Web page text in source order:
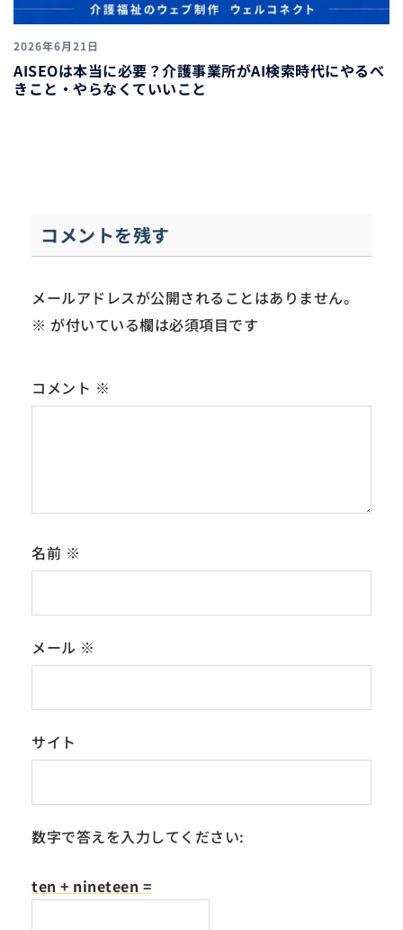
2026年6月21日
AISEOは本当に必要？介護事業所がAI検索時代にやるべ
きこと・やらなくていいこと
コメントを残す
メールアドレスが公開されることはありません。
※ が付いている欄は必須項目です
コメント ※
名前 ※
メール ※
サイト
数字で答えを入力してください:
ten + nineteen =